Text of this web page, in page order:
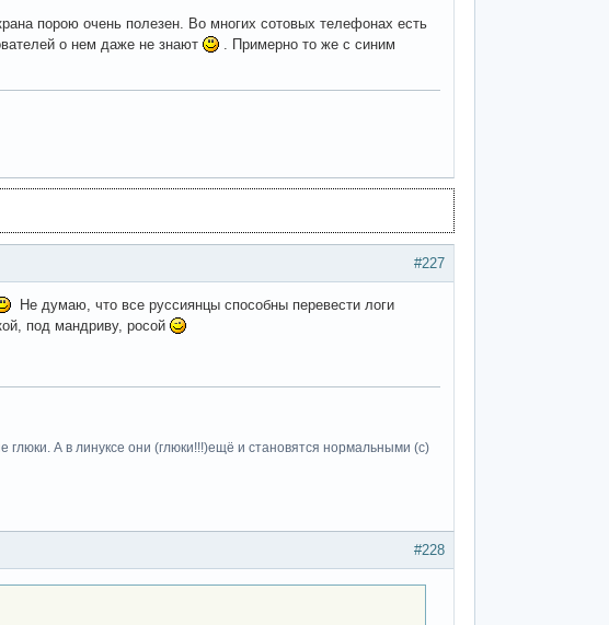
порою очень полезен. Во многих сотовых телефонах есть
о нем даже не знают
. Примерно то же с синим
#227
Не думаю, что все руссиянцы способны перевести логи
под мандриву, росой
А в линуксе они (глюки!!!)ещё и становятся нормальными (c)
#228